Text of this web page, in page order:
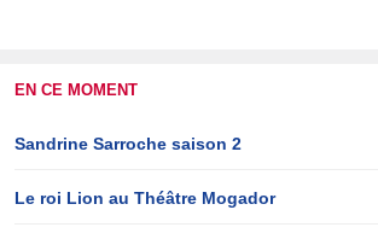
EN CE MOMENT
Sandrine Sarroche saison 2
Le roi Lion au Théâtre Mogador